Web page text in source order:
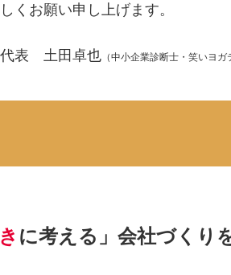
くお願い申し上げます。
代表 土田卓也 （中小企業診断士・笑いヨガ
に考える」会社づくり